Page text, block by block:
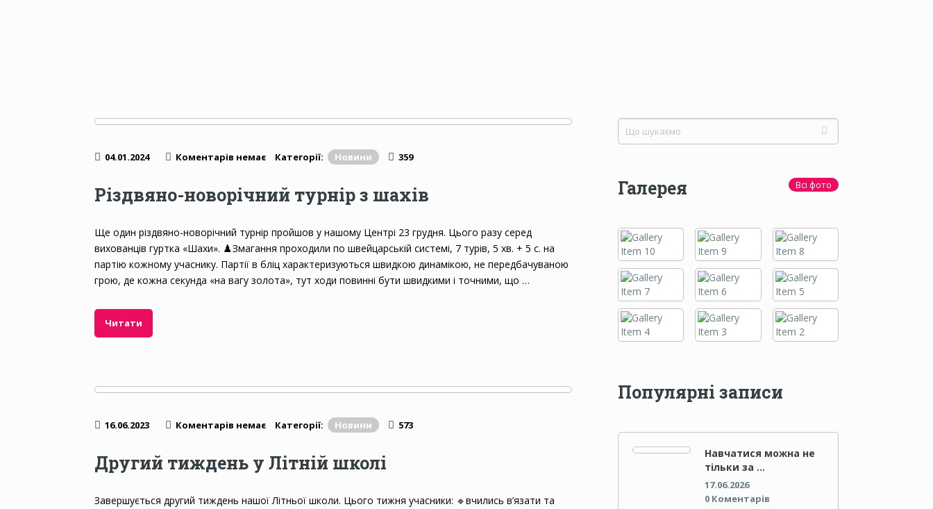
04.01.2024 Коментарів немає Категорії: Новини 359
Різдвяно-новорічний турнір з шахів
Ще один різдвяно-новорічний турнір пройшов у нашому Центрі 23 грудня. Цього разу серед
вихованців гуртка «Шахи». ♟️Змагання проходили по швейцарській системі, 7 турів, 5 хв. + 5 с. на
партію кожному учаснику. Партії в бліц характеризуються швидкою динамікою, не передбачуваною
грою, де кожна секунда «на вагу золота», тут ходи повинні бути швидкими і точними, що …
Читати
16.06.2023 Коментарів немає Категорії: Новини 573
Другий тиждень у Літній школі
Завершується другий тиждень нашої Літньої школи. Цього тижня учасники: 🔹️вчились в’язати та
Галерея Всі фото
Популярні записи
Навчатися можна не
тільки за …
17.06.2026
0 Коментарів